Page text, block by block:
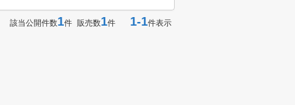
該当公開件数1件 販売数1件 1-1件表示